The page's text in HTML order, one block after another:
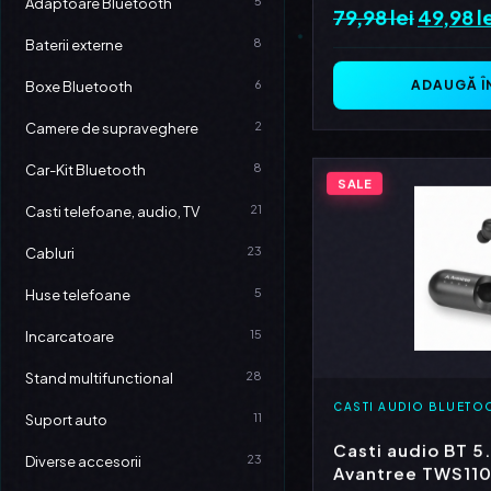
Baterii externe 8
Boxe Bluetooth 6
Camere de supraveghere 2
Car-Kit Bluetooth 8
Casti telefoane, audio, TV 21
Cabluri 23
Huse telefoane 5
Incarcatoare 15
Stand multifunctional 28
Suport auto 11
Diverse accesorii 23
79,98leiPrețul
a
fost:
49,98
ADAUGĂ
SALE
CASTI AUDIO
Casti audio BT
Avantree TWS110